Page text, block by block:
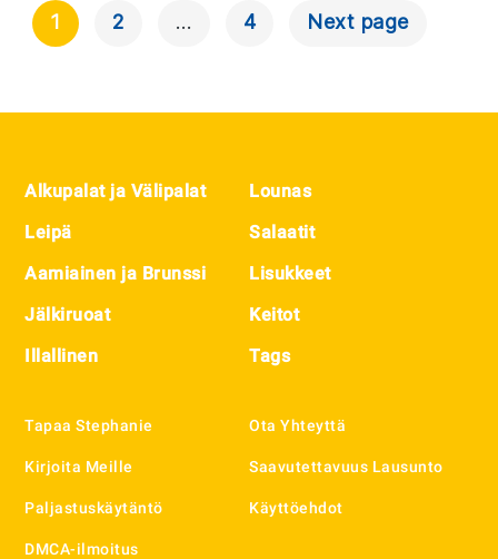
Artikkelien
1 2 … 4 Next page
Footer
Alkupalat ja Välipalat
Leipä
Aamiainen ja Brunssi
Jälkiruoat
Illallinen
Lounas
Salaatit
Lisukkeet
Keitot
Tags
Tapaa Stephanie
Kirjoita Meille
Paljastuskäytäntö
DMCA-ilmoitus
Ota Yhteyttä
Saavutettavuus Lausunto
Käyttöehdot